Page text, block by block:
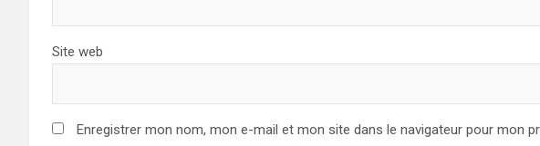
Site web
Enregistrer mon nom, mon e-mail et mon site dans le navigateur pour mon